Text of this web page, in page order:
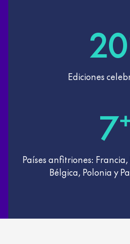
20
Ediciones
7
Países anfitriones:
Bélgica, Polonia y